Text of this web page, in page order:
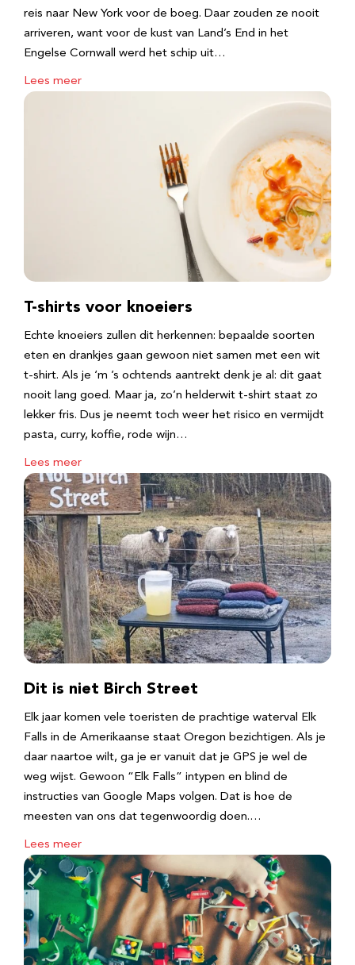
reis naar New York voor de boeg. Daar zouden ze nooit
arriveren, want voor de kust van Land’s End in het
Engelse Cornwall werd het schip uit…
Lees meer
T-shirts voor knoeiers
Echte knoeiers zullen dit herkennen: bepaalde soorten
eten en drankjes gaan gewoon niet samen met een wit
t-shirt. Als je ‘m ’s ochtends aantrekt denk je al: dit gaat
nooit lang goed. Maar ja, zo’n helderwit t-shirt staat zo
lekker fris. Dus je neemt toch weer het risico en vermijdt
pasta, curry, koffie, rode wijn…
Lees meer
Dit is niet Birch Street
Elk jaar komen vele toeristen de prachtige waterval Elk
Falls in de Amerikaanse staat Oregon bezichtigen. Als je
daar naartoe wilt, ga je er vanuit dat je GPS je wel de
weg wijst. Gewoon “Elk Falls” intypen en blind de
instructies van Google Maps volgen. Dat is hoe de
meesten van ons dat tegenwoordig doen.…
Lees meer